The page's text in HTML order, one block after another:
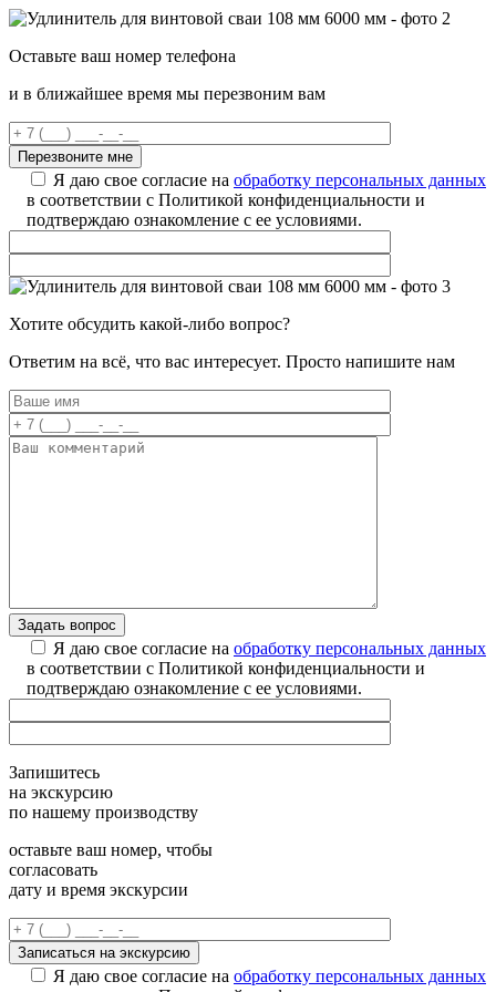
Оставьте ваш номер телефона
и в ближайшее время мы перезвоним вам
Я даю свое согласие на обработку персональных данных
в соответствии с Политикой конфиденциальности и
подтверждаю ознакомление с ее условиями.
Хотите обсудить какой-либо вопрос?
Ответим на всё, что вас интересует. Просто напишите нам
Я даю свое согласие на обработку персональных данных
в соответствии с Политикой конфиденциальности и
подтверждаю ознакомление с ее условиями.
Запишитесь
на экскурсию
по нашему производству
оставьте ваш номер, чтобы
согласовать
дату и время экскурсии
Я даю свое согласие на обработку персональных данных